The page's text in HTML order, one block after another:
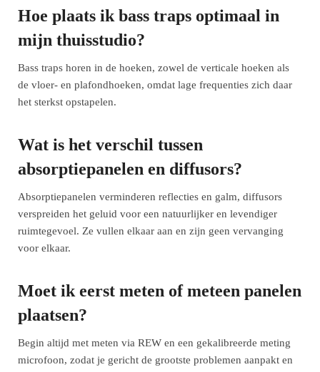
Hoe plaats ik bass traps optimaal in
mijn thuisstudio?
Bass traps horen in de hoeken, zowel de verticale hoeken als
de vloer- en plafondhoeken, omdat lage frequenties zich daar
het sterkst opstapelen.
Wat is het verschil tussen
absorptiepanelen en diffusors?
Absorptiepanelen verminderen reflecties en galm, diffusors
verspreiden het geluid voor een natuurlijker en levendiger
ruimtegevoel. Ze vullen elkaar aan en zijn geen vervanging
voor elkaar.
Moet ik eerst meten of meteen panelen
plaatsen?
Begin altijd met meten via REW en een gekalibreerde meting
microfoon, zodat je gericht de grootste problemen aanpakt en